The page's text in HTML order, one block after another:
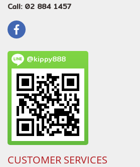
Call: 02 884 1457
@kippy888
CUSTOMER SERVICES